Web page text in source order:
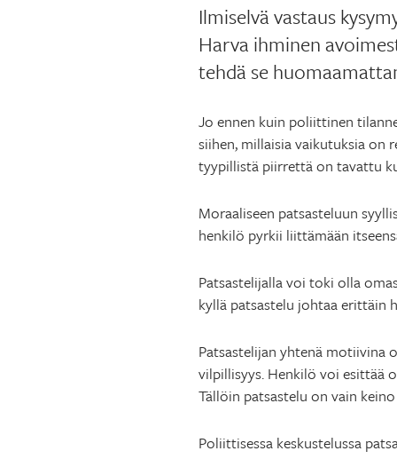
Ilmiselvä vastaus
Harva ihminen
tehdä se
Jo ennen kuin poliittinen
siihen, millaisia vaikutuksia on
tyypillistä piirrettä on tavattu
Moraaliseen patsasteluun
henkilö pyrkii liittämään
Patsastelijalla voi toki olla
kyllä patsastelu johtaa erittäin
Patsastelijan yhtenä motiivina
vilpillisyys. Henkilö voi esittää
Tällöin patsastelu on vain
Poliittisessa keskustelussa